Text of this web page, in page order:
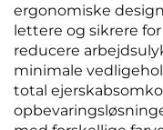
ergonomiske
lettere og sikrere
reducere
minimale
total